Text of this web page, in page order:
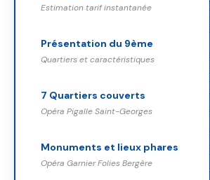
Estimation tarif instantanée
Présentation du 9ème
Quartiers et caractéristiques
7 Quartiers couverts
Opéra Pigalle Saint-Georges
Monuments et lieux phares
Opéra Garnier Folies Bergère